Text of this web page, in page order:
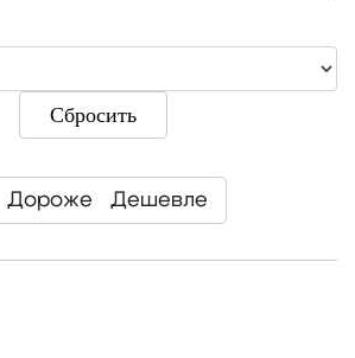
Сбросить
Дороже Дешевле